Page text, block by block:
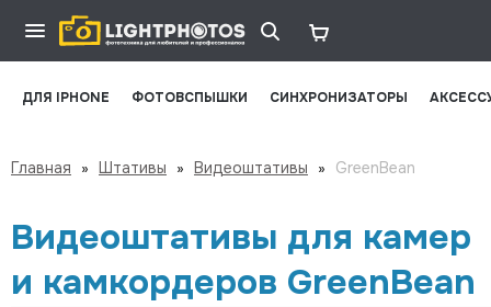
ДЛЯ IPHONE ФОТОВСПЫШКИ СИНХРОНИЗАТОРЫ
Главная » Штативы » Видеоштативы » GreenBean
Видеоштативы для камер
и камкордеров GreenBean